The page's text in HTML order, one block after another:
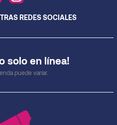
solo en línea!
puede variar.
REDES SOCIALES